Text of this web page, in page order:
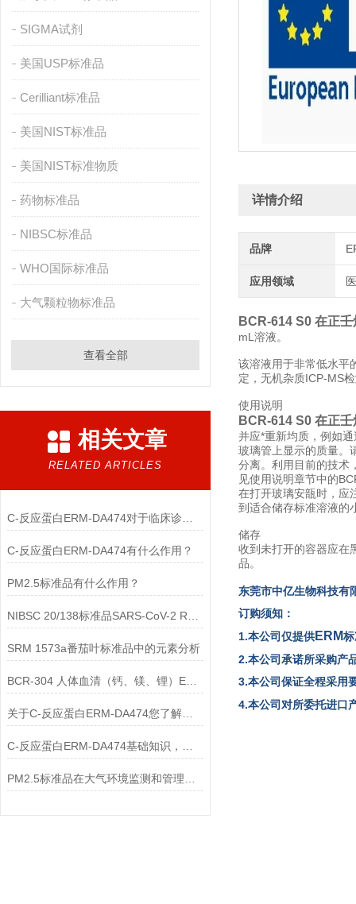
SIGMA试剂
美国USP标准品
Cerilliant标准品
美国NIST标准品
美国NIST标准物质
药物标准品
NIBSC标准品
WHO国际标准品
大气颗粒物标准品
查看全部
相关文章
RELATED ARTICLES
C-反应蛋白ERM-DA474对于临床诊断至关重要
C-反应蛋白ERM-DA474有什么作用？
PM2.5标准品有什么作用？
SRM 1573a番茄叶标准品中的元素分析
BCR-304 人体血清（钙、镁、锂）ERM标准品
关于C-反应蛋白ERM-DA474您了解多少？
详情介绍
品牌
应用领域
BCR-614 S0 在正
mL溶液。
该溶液用于非常低水平
定，无机杂质ICP-MS
使用说明
BCR-614 S0 在正
并应*重新均质，例如
玻璃管上显示的质量。
分离。利用目前的技术
见使用说明章节中的
在打开玻璃安瓿时，应
到适合储存标准溶液的
储存
收到未打开的容器应在
品。
东莞市中亿生物科技有
订购须知：
1.本公司仅提供ERM
2.本公司承诺所采购产
3.本公司保证全程采用
4.本公司对所委托进口